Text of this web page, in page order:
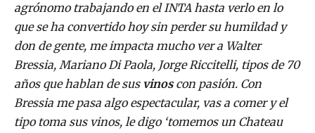
agrónomo trabajando en el INTA hasta verlo en lo
que se ha convertido hoy sin perder su humildad y
don de gente, me impacta mucho ver a Walter
Bressia, Mariano Di Paola, Jorge Riccitelli, tipos de 70
años que hablan de sus vinoscon pasión. Con
Bressia me pasa algo espectacular, vas a comer y el
tipo toma sus vinos, le digo ‘tomemos un Chateau